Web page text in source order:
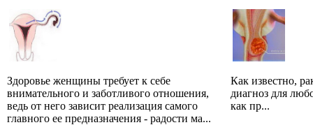
Здоровье женщины требует к себе
внимательного и заботливого отношения,
ведь от него зависит реализация самого
главного ее предназначения - радости ма...
Как известно,
диагноз для
как пр...